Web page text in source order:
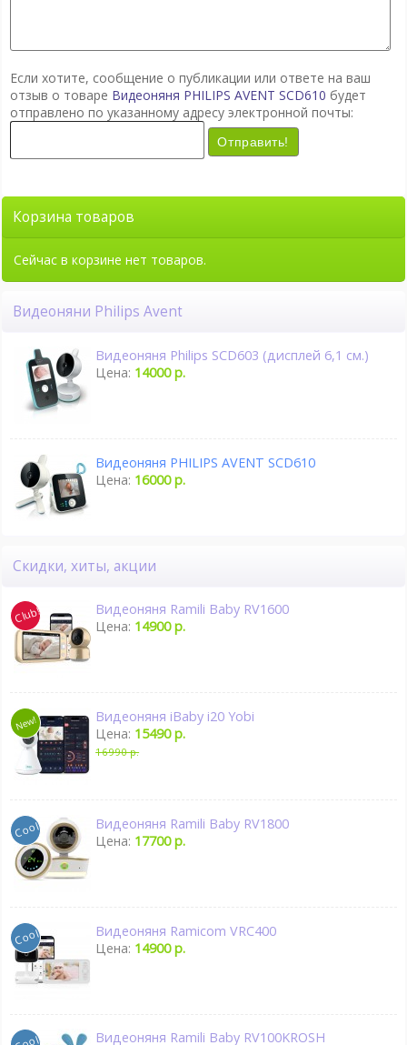
Если хотите, сообщение о публикации или ответе на ваш
отзыв о товаре Видеоняня PHILIPS AVENT SCD610 будет
отправлено по указанному адресу электронной почты:
Отправить!
Корзина товаров
Сейчас в корзине нет товаров.
Видеоняни Philips Avent
Видеоняня Philips SCD603 (дисплей 6,1 см.)
Цена: 14000 р.
Видеоняня PHILIPS AVENT SCD610
Цена: 16000 р.
Скидки, хиты, акции
Видеоняня Ramili Baby RV1600
Цена: 14900 р.
Видеоняня iBaby i20 Yobi
Цена: 15490 р.
16990 р.
Видеоняня Ramili Baby RV1800
Цена: 17700 р.
Видеоняня Ramicom VRC400
Цена: 14900 р.
Видеоняня Ramili Baby RV100KROSH